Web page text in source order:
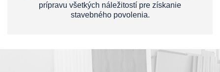
prípravu všetkých náležitostí pre získanie
stavebného povolenia.